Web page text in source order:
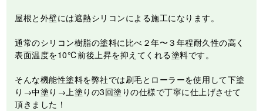
屋根と外壁には遮熱シリコンによる施工になります。
通常のシリコン樹脂の塗料に比べ２年〜３年程耐久性の高く
表面温度を10℃前後上昇を抑えてくれる塗料です。
そんな機能性塗料を弊社では刷毛とローラーを使用して下塗
り→中塗り→上塗りの3回塗りの仕様で丁寧に仕上げさせて
頂きました！